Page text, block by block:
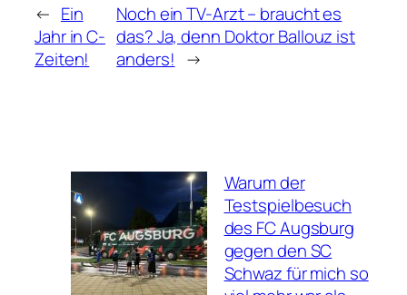
← Ein
Jahr in C-
Zeiten!
Noch ein TV-Arzt – braucht es
das? Ja, denn Doktor Ballouz ist
anders! →
Warum der
Testspielbesuch
des FC Augsburg
gegen den SC
Schwaz für mich so